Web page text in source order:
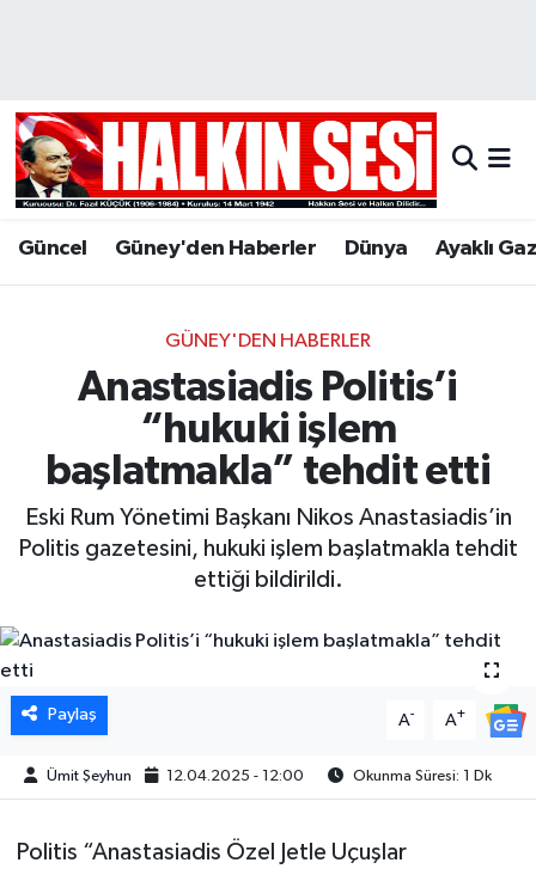
Güncel Güney'den Haberler Dünya Ayaklı
GÜNEY'DEN HABERLER
Anastasiadis Politis’i
“hukuki işlem
başlatmakla” tehdit etti
Eski Rum Yönetimi Başkanı Nikos Anastasiadis’in
Politis gazetesini, hukuki işlem başlatmakla tehdit
ettiği bildirildi.
Paylaş A- A+
Ümit Şeyhun 12.04.2025 - 12:00 Okunma Süresi: 1 Dk
Politis “Anastasiadis Özel Jetle Uçuşlar
Hava Durumu
Trafik Durumu
Tüm Manşetler
Son Dakika Haberleri
Haber Arşivi